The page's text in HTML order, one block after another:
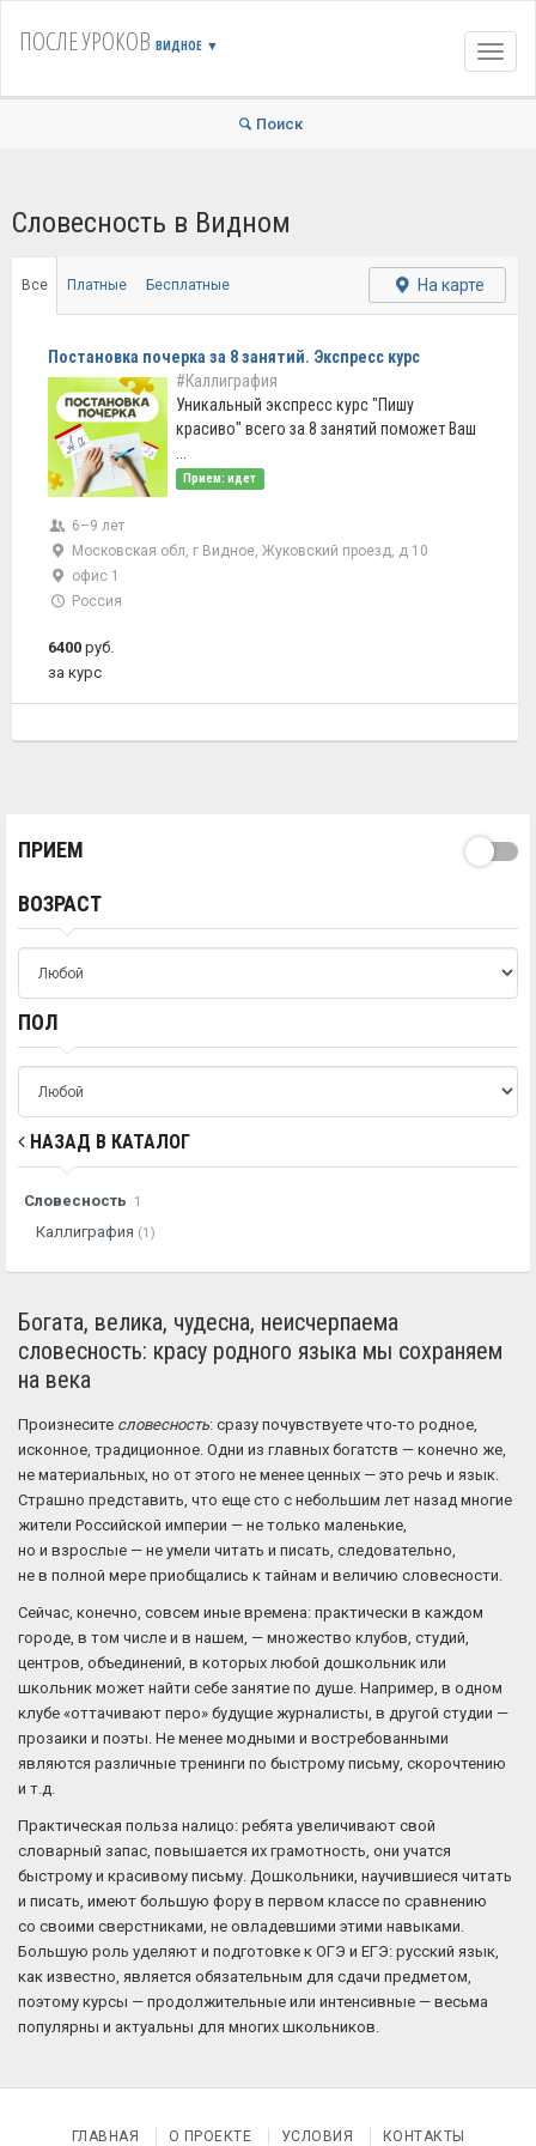
ПОСЛЕ УРОКОВ ВИДНОЕ ▼
Поиск
Словесность в Видном
Все Платные Бесплатные На карте
Постановка почерка за 8 занятий. Экспресс курс
#Каллиграфия
Уникальный экспресс курс "Пишу
красиво" всего за 8 занятий поможет Ваш
Прием: идет
6–9 лет
Московская обл, г Видное, Жуковский проезд, д 10
офис 1
Россия
6400 руб.
за курс
ПРИЕМ
ВОЗРАСТ
ПОЛ
НАЗАД В КАТАЛОГ
Словесность 1
Каллиграфия (1)
Богата, велика, чудесна, неисчерпаема
словесность: красу родного языка мы сохраняем
на века
Произнесите словесность: сразу почувствуете что-то родное,
исконное, традиционное. Одни из главных богатств — конечно же,
не материальных, но от этого не менее ценных — это речь и язык.
Страшно представить, что еще сто с небольшим лет назад многие
жители Российской империи — не только маленькие,
но и взрослые — не умели читать и писать, следовательно,
не в полной мере приобщались к тайнам и величию словесности.
Сейчас, конечно, совсем иные времена: практически в каждом
городе, в том числе и в нашем, — множество клубов, студий,
центров, объединений, в которых любой дошкольник или
школьник может найти себе занятие по душе. Например, в одном
клубе «оттачивают перо» будущие журналисты, в другой студии —
прозаики и поэты. Не менее модными и востребованными
являются различные тренинги по быстрому письму, скорочтению
и т.д.
Практическая польза налицо: ребята увеличивают свой
словарный запас, повышается их грамотность, они учатся
быстрому и красивому письму. Дошкольники, научившиеся читать
и писать, имеют большую фору в первом классе по сравнению
со своими сверстниками, не овладевшими этими навыками.
Большую роль уделяют и подготовке к ОГЭ и ЕГЭ: русский язык,
как известно, является обязательным для сдачи предметом,
поэтому курсы — продолжительные или интенсивные — весьма
популярны и актуальны для многих школьников.
ГЛАВНАЯ О ПРОЕКТЕ УСЛОВИЯ КОНТАКТЫ